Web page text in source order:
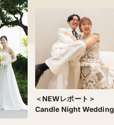
＜NEWレポート＞
Candle Night Wedding